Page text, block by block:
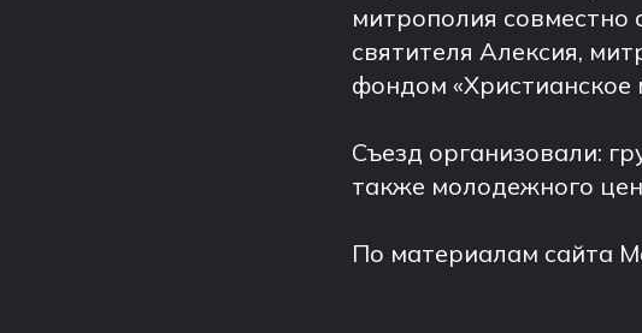
митрополия совместно
святителя Алексия,
фондом «Христианское
Съезд организовали:
также молодежного
По материалам сайта